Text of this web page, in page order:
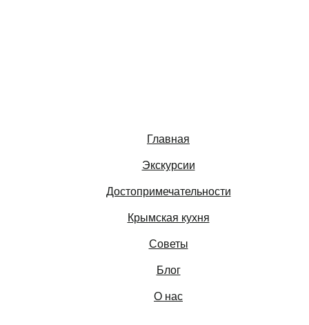
Главная
Экскурсии
Достопримечательности
Крымская кухня
Советы
Блог
О нас